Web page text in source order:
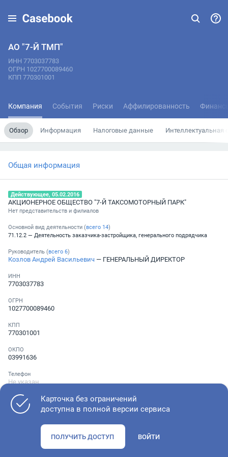
АО "7-Й ТМП"
ИНН 7703037783
ОГРН 1027700089460
КПП 770301001
Компания События Риски Аффилированность
Обзор Информация Налоговые данные Интеллектуальная
Общая информация
Действующее, 05.02.2016
АКЦИОНЕРНОЕ ОБЩЕСТВО "7-Й ТАКСОМОТОРНЫЙ ПАРК"
Нет представительств и филиалов
Основной вид деятельности (всего 14)
71.12.2 — Деятельность заказчика-застройщика, генерального подрядчика
Руководитель (всего 6)
Козлов Андрей Васильевич — ГЕНЕРАЛЬНЫЙ ДИРЕКТОР
ИНН
7703037783
ОГРН
1027700089460
КПП
770301001
ОКПО
03991636
Телефон
Не указан
Проверьте учредительные документы, адрес регистрации и
Карточка без ограничений
доступна в полной версии сервиса
ПОЛУЧИТЬ ДОСТУП ВОЙТИ